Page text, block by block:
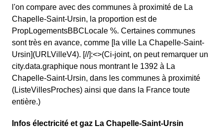
l'on compare avec des communes à proximité de La
Chapelle-Saint-Ursin, la proportion est de
PropLogementsBBCLocale %. Certaines communes
sont très en avance, comme [la ville La Chapelle-Saint-
Ursin](URLVilleV4). [//]:<>(Ci-joint, on peut remarquer un
city.data.graphique nous montrant le 1392 à La
Chapelle-Saint-Ursin, dans les communes à proximité
(ListeVillesProches) ainsi que dans la France toute
entière.)
Infos électricité et gaz La Chapelle-Saint-Ursin